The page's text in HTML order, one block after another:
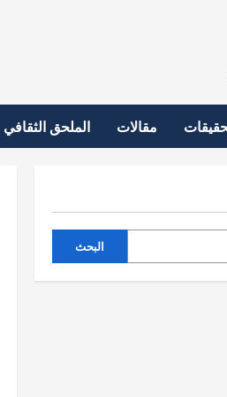
مقالات الملحق الثقافي
البحث